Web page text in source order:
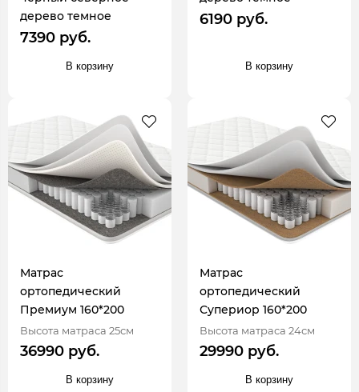
дерево темное
7390 руб.
В корзину
6190 руб.
В корзину
Матрас
ортопедический
Премиум 160*200
Высота матраса 25см
36990 руб.
В корзину
Матрас
ортопедический
Супериор 160*200
Высота матраса 24см
29990 руб.
В корзину